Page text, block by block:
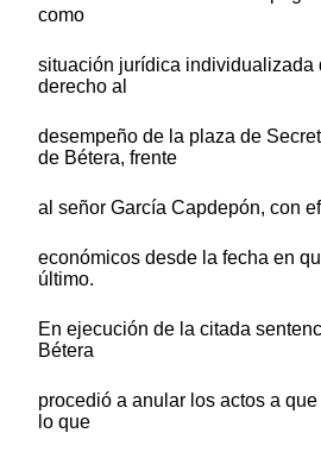
como
situación jurídica individualizada
derecho al
desempeño de la plaza de
de Bétera, frente
al señor García Capdepón, con
económicos desde la fecha en
último.
En ejecución de la citada
Bétera
procedió a anular los actos a
lo que